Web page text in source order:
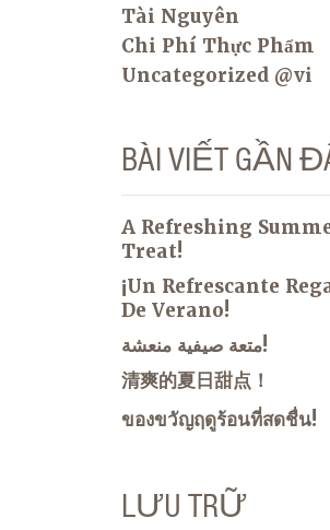
Tài Nguyên
Chi Phí Thực Phẩm
Uncategorized @vi
BÀI VIẾT GẦN
A Refreshing
Treat!
¡Un Refrescante
De Verano!
متعة صيفية منعشة!
清爽的夏日甜点！
ของขวัญฤดูร้อนที่สดชื่น!
LƯU TRỮ